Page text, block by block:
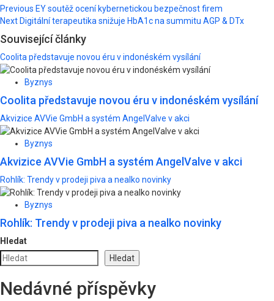
Post
navigation
Previous EY soutěž ocení kybernetickou bezpečnost firem
NextDigitální terapeutika snižuje HbA1c na summitu AGP & DTx
Související články
Coolita představuje novou éru v indonéském vysílání
Byznys
Coolita představuje novou éru v indonéském vysílání
Akvizice AVVie GmbH a systém AngelValve v akci
Byznys
Akvizice AVVie GmbH a systém AngelValve v akci
Rohlík: Trendy v prodeji piva a nealko novinky
Byznys
Rohlík: Trendy v prodeji piva a nealko novinky
Hledat
Hledat
Nedávné příspěvky